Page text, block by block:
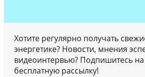
Хотите регулярно получать
энергетике? Новости, мнения
видеоинтервью? Подпишитесь
бесплатную рассылку!